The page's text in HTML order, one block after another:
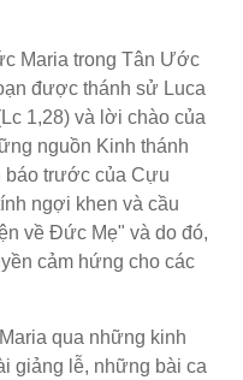
Maria trong Tân Ước
được thánh sử Luca
1,28) và lời chào của
nguồn Kinh thánh
báo trước của Cựu
ngợi khen và cầu
về Đức Mẹ" và do đó,
cảm hứng cho các
qua những kinh
giảng lễ, những bài ca